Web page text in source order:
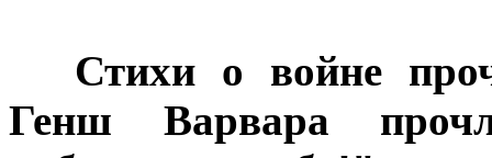
Стихи о войне
Генш Варвара